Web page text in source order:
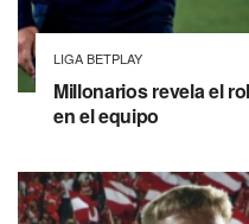
LIGA BETPLAY
Millonarios revela el
en el equipo